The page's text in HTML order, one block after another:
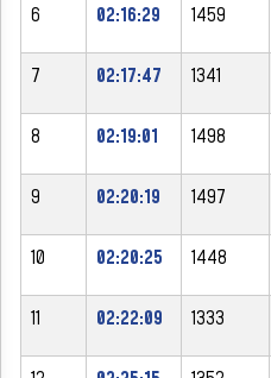
6 02:16:29 1459
7 02:17:47 1341
8 02:19:01 1498
9 02:20:19 1497
10 02:20:25 1448
11 02:22:09 1333